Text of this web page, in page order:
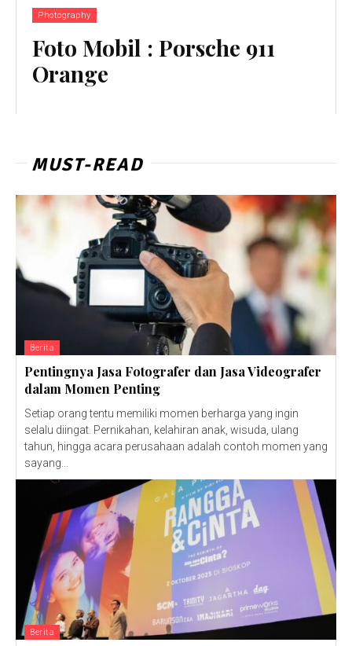
Photography
Foto Mobil : Porsche 911
Orange
MUST-READ
Berita
Pentingnya Jasa Fotografer dan Jasa Videografer
dalam Momen Penting
Setiap orang tentu memiliki momen berharga yang ingin
selalu diingat. Pernikahan, kelahiran anak, wisuda, ulang
tahun, hingga acara perusahaan adalah contoh momen yang
sayang...
Berita